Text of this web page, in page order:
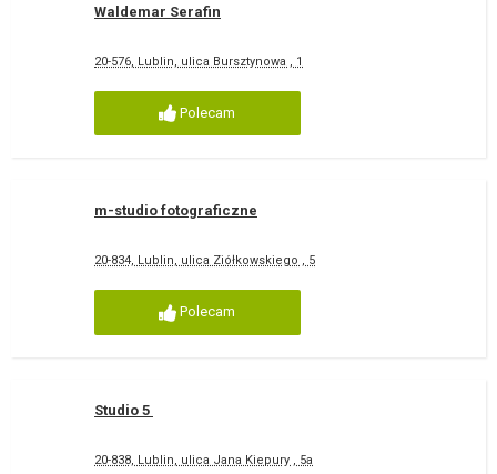
Waldemar Serafin
20-576, Lublin, ulica Bursztynowa , 1
Polecam
m-studio fotograficzne
20-834, Lublin, ulica Ziółkowskiego , 5
Polecam
Studio 5
20-838, Lublin, ulica Jana Kiepury , 5a